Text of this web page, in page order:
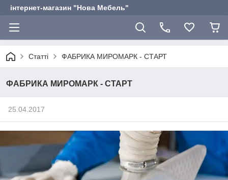
інтернет-магазин "Нова Мебель"
Статті ФАБРИКА МИРОМАРК - СТАРТ
ФАБРИКА МИРОМАРК - СТАРТ
25.04.2017